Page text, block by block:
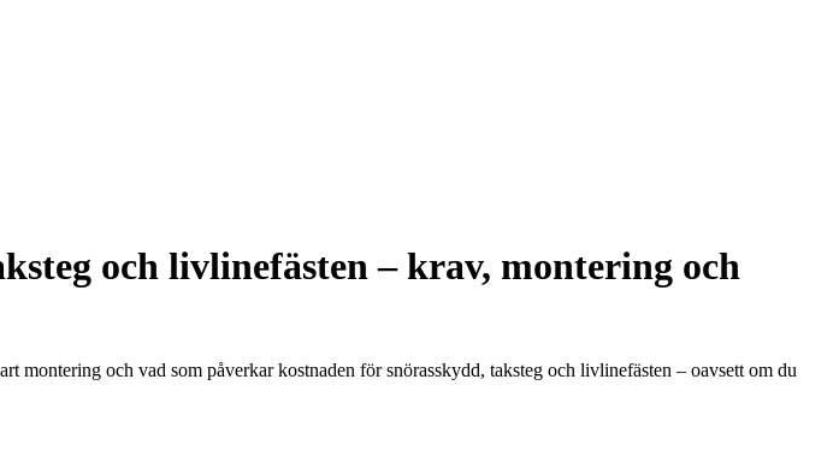
och livlinefästen – krav, montering och
montering och vad som påverkar kostnaden för snörasskydd, taksteg och livlinefästen – oavsett om du